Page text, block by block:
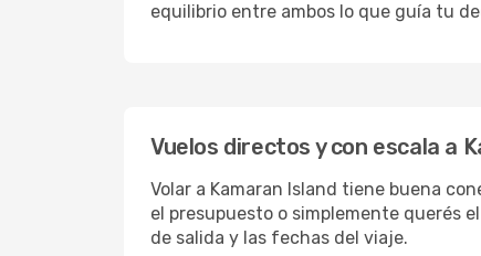
equilibrio entre ambos lo que guía tu
Vuelos directos y con escala a
Volar a Kamaran Island tiene buena
el presupuesto o simplemente querés
de salida y las fechas del viaje.